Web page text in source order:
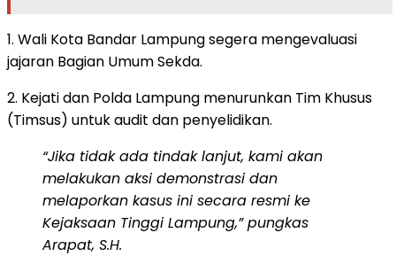
1. Wali Kota Bandar Lampung segera mengevaluasi
jajaran Bagian Umum Sekda.
2. Kejati dan Polda Lampung menurunkan Tim Khusus
(Timsus) untuk audit dan penyelidikan.
“Jika tidak ada tindak lanjut, kami akan
melakukan aksi demonstrasi dan
melaporkan kasus ini secara resmi ke
Kejaksaan Tinggi Lampung,” pungkas
Arapat, S.H.